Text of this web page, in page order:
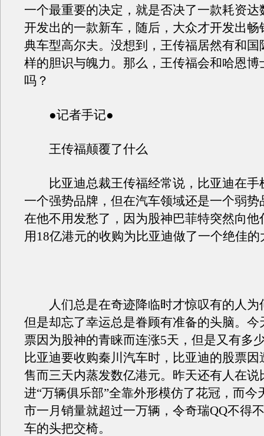
一个最重要的决定，就是否决了一款耗资达
开发出的一款新车，随后，大众才开发出畅
典车型高尔夫。没想到，王传福居然有和国
样的胆识与魄力。那么，王传福会和哈恩博
吗？
●记者手记●
王传福颠覆了什么
比亚迪总裁王传福经常说，比亚迪在手
一个强势品牌，但在汽车领域还是一个弱势
在他不用发愁了，因为股神巴菲特突然向他
用18亿港元的收购为比亚迪做了一个绝佳的
人们总是在奇迹降临时才惊叹有的人为
但是却忘了幸运总是眷顾有准备的头脑。今
票因为股神的青睐而连涨5天，但是又有多
比亚迪要收购秦川汽车时，比亚迪的股票因
售而三天内蒸发数亿港元。昨天还有人在说
进“万辆俱乐部”全靠外形模仿了花冠，而今
市一月销量就超过一万辆，令奇瑞QQ不得
车的头把交椅。